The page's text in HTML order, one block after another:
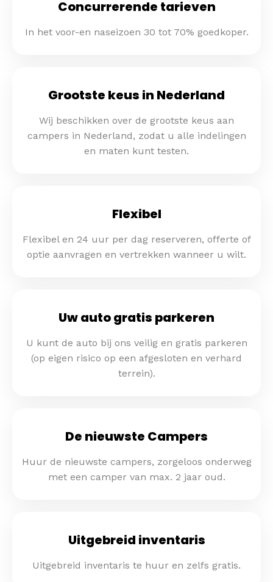
Concurrerende tarieven
In het voor-en naseizoen 30 tot 70% goedkoper.
Grootste keus in Nederland
Wij beschikken over de grootste keus aan
campers in Nederland, zodat u alle indelingen
en maten kunt testen.
Flexibel
Flexibel en 24 uur per dag reserveren, offerte of
optie aanvragen en vertrekken wanneer u wilt.
Uw auto gratis parkeren
U kunt de auto bij ons veilig en gratis parkeren
(op eigen risico op een afgesloten en verhard
terrein).
De nieuwste Campers
Huur de nieuwste campers, zorgeloos onderweg
met een camper van max. 2 jaar oud.
Uitgebreid inventaris
Uitgebreid inventaris te huur en zelfs gratis.